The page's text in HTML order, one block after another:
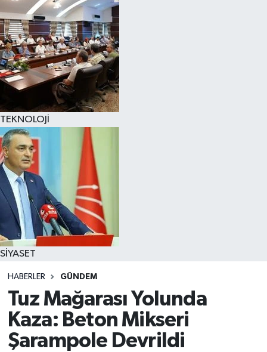
TEKNOLOJİ
SİYASET
HABERLER GÜNDEM
Tuz Mağarası Yolunda
Kaza: Beton Mikseri
Şarampole Devrildi